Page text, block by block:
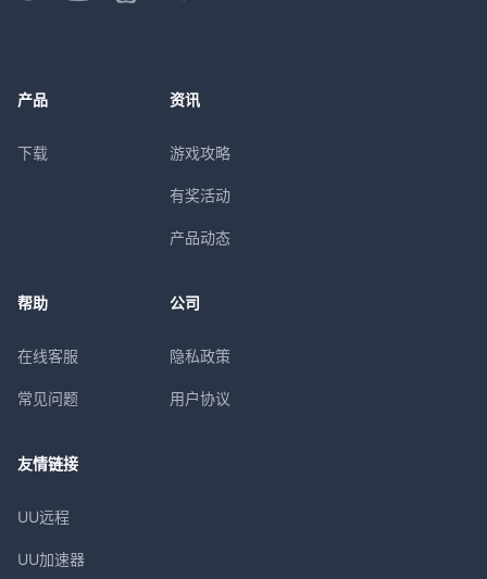
产品
下载
资讯
游戏攻略
有奖活动
产品动态
帮助
在线客服
常见问题
公司
隐私政策
用户协议
友情链接
UU远程
UU加速器